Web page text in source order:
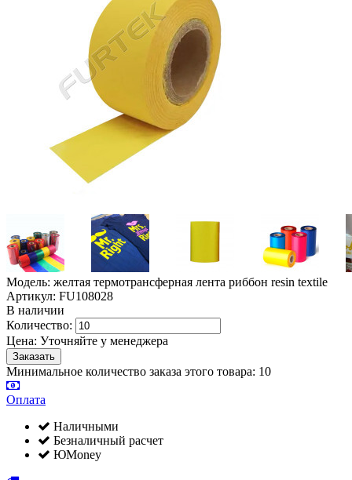
Модель: желтая термотрансферная лента риббон resin textile
Артикул: FU108028
В наличии
Количество:
Цена: Уточняйте у менеджера
Минимальное количество заказа этого товара: 10
Оплата
Наличными
Безналичный расчет
ЮMoney